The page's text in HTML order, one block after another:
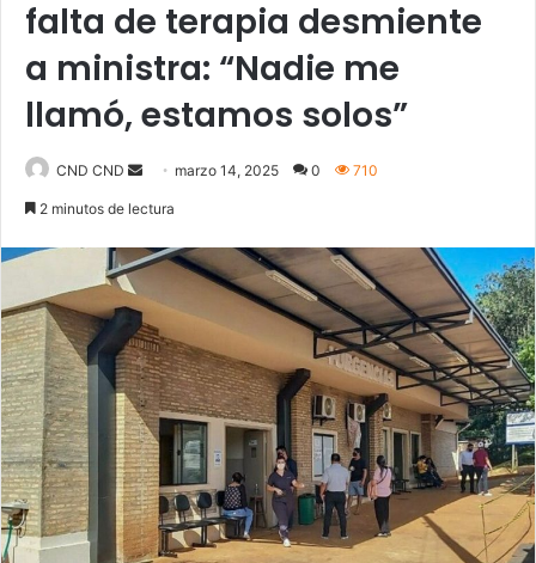
falta de terapia desmiente
a ministra: “Nadie me
llamó, estamos solos”
CND CND
Send marzo 14, 2025 0 710
2 minutos de lectura